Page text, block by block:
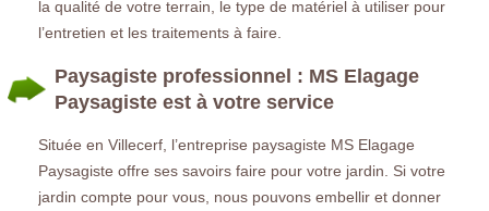
la qualité de votre terrain, le type de matériel à utiliser pour
l’entretien et les traitements à faire.
Paysagiste professionnel : MS Elagage
Paysagiste est à votre service
Située en Villecerf, l’entreprise paysagiste MS Elagage
Paysagiste offre ses savoirs faire pour votre jardin. Si votre
jardin compte pour vous, nous pouvons embellir et donner